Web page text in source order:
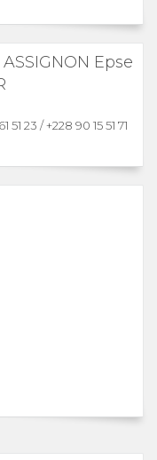
Epse
51 23 /+228 90 15 51 71